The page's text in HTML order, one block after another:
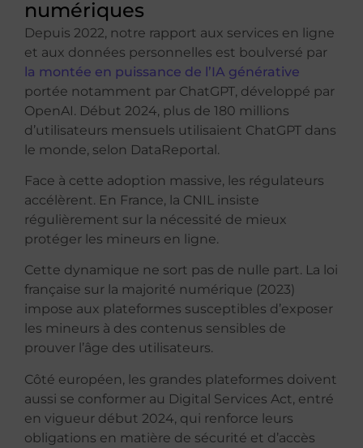
numériques
Depuis 2022, notre rapport aux services en ligne
et aux données personnelles est boulversé par
la montée en puissance de l’IA générative
portée notamment par ChatGPT, développé par
OpenAI. Début 2024, plus de 180 millions
d’utilisateurs mensuels utilisaient ChatGPT dans
le monde, selon DataReportal.
Face à cette adoption massive, les régulateurs
accélèrent. En France, la CNIL insiste
régulièrement sur la nécessité de mieux
protéger les mineurs en ligne.
Cette dynamique ne sort pas de nulle part. La loi
française sur la majorité numérique (2023)
impose aux plateformes susceptibles d’exposer
les mineurs à des contenus sensibles de
prouver l’âge des utilisateurs.
Côté européen, les grandes plateformes doivent
aussi se conformer au Digital Services Act, entré
en vigueur début 2024, qui renforce leurs
obligations en matière de sécurité et d’accès